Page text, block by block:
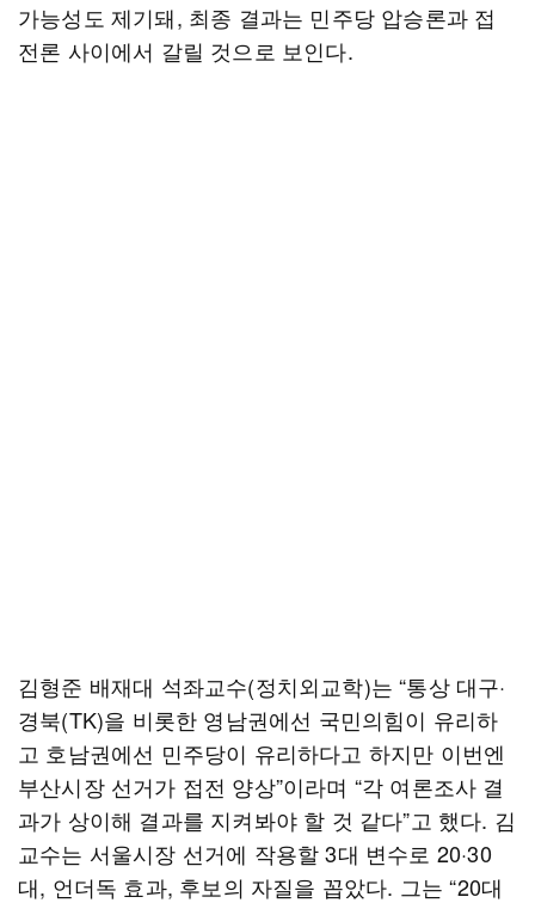
가능성도 제기돼, 최종 결과는 민주당 압승론과 접
전론 사이에서 갈릴 것으로 보인다.
김형준 배재대 석좌교수(정치외교학)는 “통상 대구·
경북(TK)을 비롯한 영남권에선 국민의힘이 유리하
고 호남권에선 민주당이 유리하다고 하지만 이번엔
부산시장 선거가 접전 양상”이라며 “각 여론조사 결
과가 상이해 결과를 지켜봐야 할 것 같다”고 했다. 김
교수는 서울시장 선거에 작용할 3대 변수로 20·30
대, 언더독 효과, 후보의 자질을 꼽았다. 그는 “20대